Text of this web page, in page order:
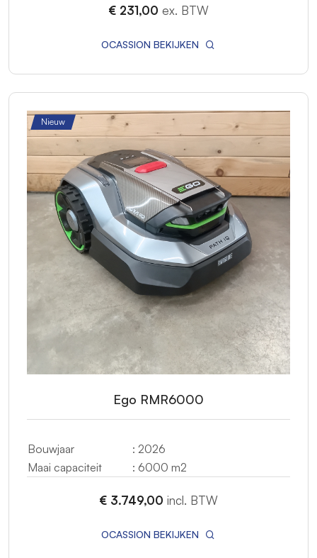
€ 231,00 ex. BTW
OCASSION BEKIJKEN
Nieuw
Ego RMR6000
Bouwjaar
: 2026
Maai capaciteit
: 6000 m2
€ 3.749,00 incl. BTW
OCASSION BEKIJKEN